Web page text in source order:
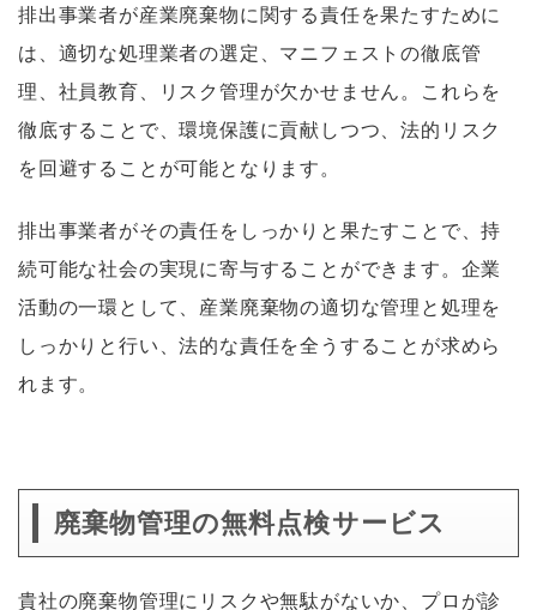
排出事業者が産業廃棄物に関する責任を果たすために
は、適切な処理業者の選定、マニフェストの徹底管
理、社員教育、リスク管理が欠かせません。これらを
徹底することで、環境保護に貢献しつつ、法的リスク
を回避することが可能となります。
排出事業者がその責任をしっかりと果たすことで、持
続可能な社会の実現に寄与することができます。企業
活動の一環として、産業廃棄物の適切な管理と処理を
しっかりと行い、法的な責任を全うすることが求めら
れます。
廃棄物管理の無料点検サービス
貴社の廃棄物管理にリスクや無駄がないか、プロが診